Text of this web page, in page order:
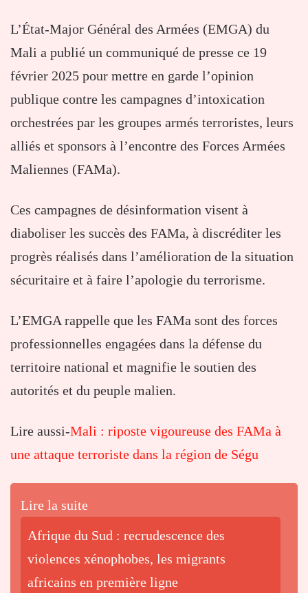
L’État-Major Général des Armées (EMGA) du
Mali a publié un communiqué de presse ce 19
février 2025 pour mettre en garde l’opinion
publique contre les campagnes d’intoxication
orchestrées par les groupes armés terroristes, leurs
alliés et sponsors à l’encontre des Forces Armées
Maliennes (FAMa).
Ces campagnes de désinformation visent à
diaboliser les succès des FAMa, à discréditer les
progrès réalisés dans l’amélioration de la situation
sécuritaire et à faire l’apologie du terrorisme.
L’EMGA rappelle que les FAMa sont des forces
professionnelles engagées dans la défense du
territoire national et magnifie le soutien des
autorités et du peuple malien.
Lire aussi-Mali : riposte vigoureuse des FAMa à
une attaque terroriste dans la région de Ségu
Lire la suite
Afrique du Sud : recrudescence des
violences xénophobes, les migrants
africains en première ligne